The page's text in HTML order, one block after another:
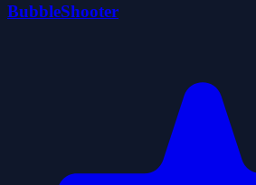
BubbleShooter